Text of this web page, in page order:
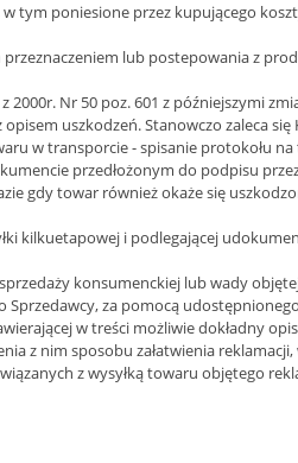
tym poniesione przez kupującego
lub postepowania z
Nr 50 poz. 601 z późniejszymi
uszkodzeń. Stanowczo zaleca
w transporcie - spisanie protokołu na
przedłożonym do podpisu
gdy towar również okaże się
kilkuetapowej i podlegającej
konsumenckiej lub wady
za pomocą
w treści możliwie dokładny
z nim sposobu załatwienia
z wysyłką towaru objętego